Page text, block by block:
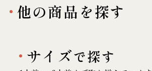
他の商品を探す
サイズで探す